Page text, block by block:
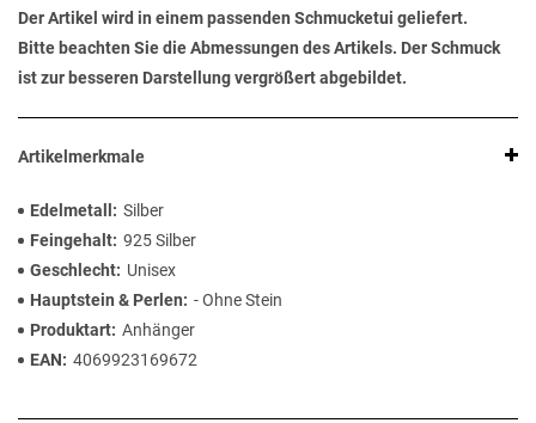
Der Artikel wird in einem passenden Schmucketui geliefert.
Bitte beachten Sie die Abmessungen des Artikels. Der Schmuck
ist zur besseren Darstellung vergrößert abgebildet.
Artikelmerkmale
Edelmetall
Silber
Feingehalt 925 Silber
Geschlecht
Unisex
Hauptstein & Perlen
- Ohne Stein
Produktart Anhänger
EAN
4069923169672